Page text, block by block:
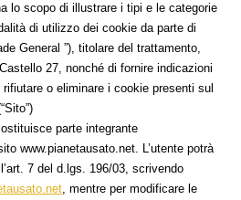
lo scopo di illustrare i tipi e le categorie
di utilizzo dei cookie da parte di
General ”), titolare del trattamento,
27, nonché di fornire indicazioni
o eliminare i cookie presenti sul
parte integrante
www.pianetausato.net. L’utente potrà
7 del d.lgs. 196/03, scrivendo
, mentre per modificare le